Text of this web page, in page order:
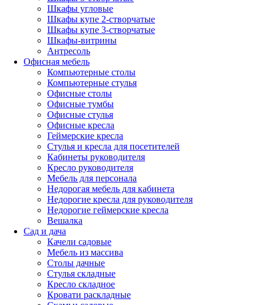
Шкафы угловые
Шкафы купе 2-створчатые
Шкафы купе 3-створчатые
Шкафы-витрины
Антресоль
Офисная мебель
Компьютерные столы
Компьютерные стулья
Офисные столы
Офисные тумбы
Офисные стулья
Офисные кресла
Геймерские кресла
Стулья и кресла для посетителей
Кабинеты руководителя
Кресло руководителя
Мебель для персонала
Недорогая мебель для кабинета
Недорогие кресла для руководителя
Недорогие геймерские кресла
Вешалка
Сад и дача
Качели садовые
Мебель из массива
Столы дачные
Стулья складные
Кресло складное
Кровати раскладные